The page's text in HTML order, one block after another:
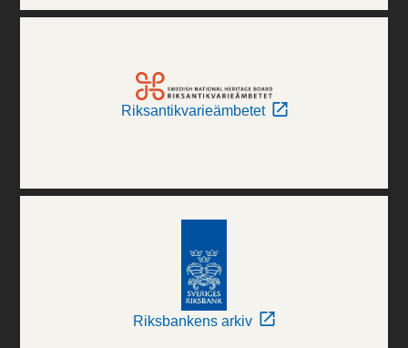
Riksantikvarieämbetet
Riksbankens arkiv